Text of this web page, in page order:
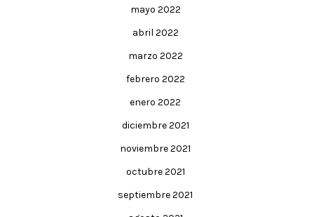
mayo 2022
abril 2022
marzo 2022
febrero 2022
enero 2022
diciembre 2021
noviembre 2021
octubre 2021
septiembre 2021